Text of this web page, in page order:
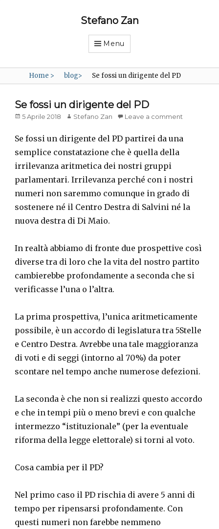
Stefano Zan
Menu
Home > blog> Se fossi un dirigente del PD
Se fossi un dirigente del PD
Posted
5 Aprile 2018 Author
Stefano Zan Leave a comment
Se fossi un dirigente del PD partirei da una
semplice constatazione che è quella della
irrilevanza aritmetica dei nostri gruppi
parlamentari. Irrilevanza perché con i nostri
numeri non saremmo comunque in grado di
sostenere né il Centro Destra di Salvini né la
nuova destra di Di Maio.
In realtà abbiamo di fronte due prospettive così
diverse tra di loro che la vita del nostro partito
cambierebbe profondamente a seconda che si
verificasse l’una o l’altra.
La prima prospettiva, l’unica aritmeticamente
possibile, è un accordo di legislatura tra 5Stelle
e Centro Destra. Avrebbe una tale maggioranza
di voti e di seggi (intorno al 70%) da poter
scontare nel tempo anche numerose defezioni.
La seconda è che non si realizzi questo accordo
e che in tempi più o meno brevi e con qualche
intermezzo “istituzionale” (per la eventuale
riforma della legge elettorale) si torni al voto.
Cosa cambia per il PD?
Nel primo caso il PD rischia di avere 5 anni di
tempo per ripensarsi profondamente. Con
questi numeri non farebbe nemmeno